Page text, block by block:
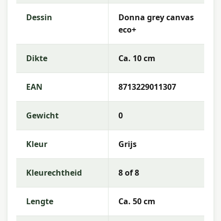
Vulling:Polyester Fiberfill
Kleurechtheid:8 of 8
Waterafstotend:
Waterafstotend
Garantie:
afneembaar) of reinig de stof met een vochtige
doek en mild zeepwater. Laat het kussen volledig
drogen voordat je het opbergt. Berg kussens op
langere tijd niet worden gebruikt — zo blijven de
kleuren en materialen langer mooi.
Meer informatie of advies nodig?
Dessin
Donna grey canvas
eco+
Dikte Ca. 10 cm
EAN 8713229011307
Gewicht 0
Kleur Grijs
Kleurechtheid 8 of 8
Lengte Ca. 50 cm